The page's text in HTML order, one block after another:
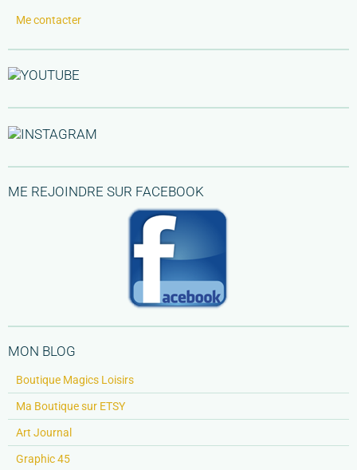
Me contacter
ME REJOINDRE SUR FACEBOOK
MON BLOG
Boutique Magics Loisirs
Ma Boutique sur ETSY
Art Journal
Graphic 45